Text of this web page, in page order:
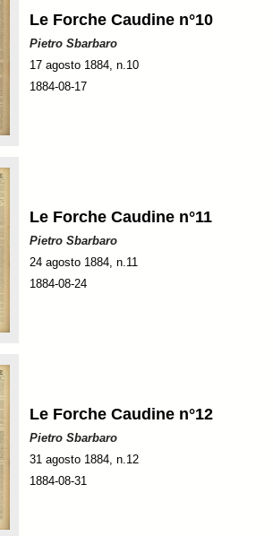
Le Forche Caudine n°10
Pietro Sbarbaro
17 agosto 1884, n.10
1884-08-17
Le Forche Caudine n°11
Pietro Sbarbaro
24 agosto 1884, n.11
1884-08-24
Le Forche Caudine n°12
Pietro Sbarbaro
31 agosto 1884, n.12
1884-08-31